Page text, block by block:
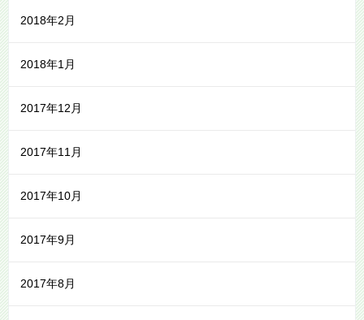
2018年2月
2018年1月
2017年12月
2017年11月
2017年10月
2017年9月
2017年8月